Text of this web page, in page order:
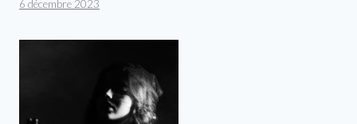
6 décembre 2023